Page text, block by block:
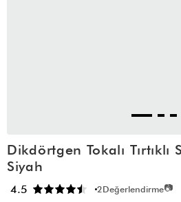
Dikdörtgen Tokalı
Siyah
4.5 2Değerlendirme📷